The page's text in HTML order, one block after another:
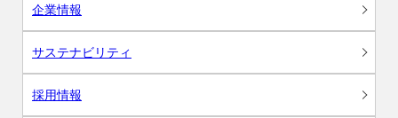
企業情報
サステナビリティ
採用情報